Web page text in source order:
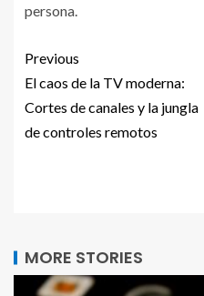
persona.
Previous
El caos de la TV moderna:
Cortes de canales y la jungla
de controles remotos
MORE STORIES